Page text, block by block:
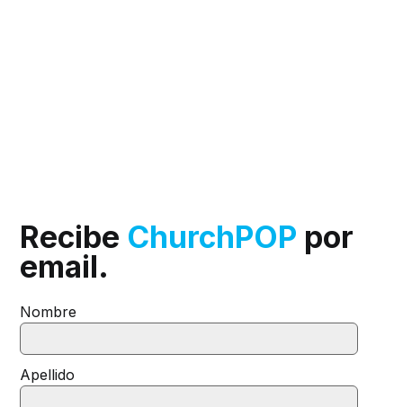
Recibe ChurchPOP por
email.
Nombre
Apellido